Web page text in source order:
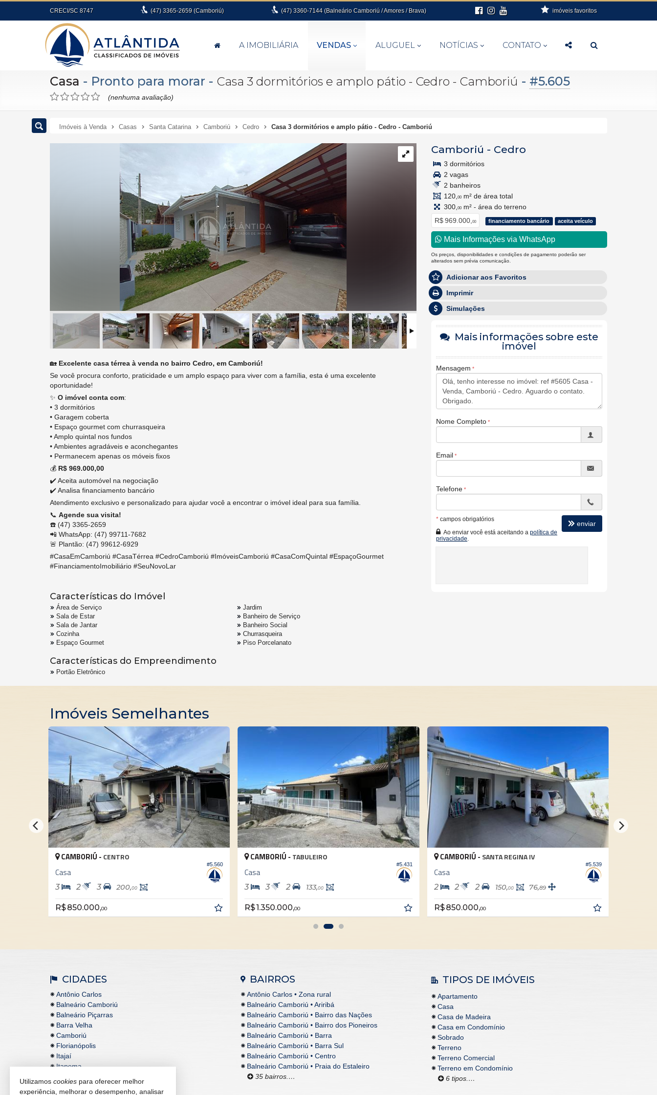
CRECI/SC 8747 (47) 3365-2659 (Camboriú) (47) 3360-7144 (Balneário Camboriú / Amores / Brava) imóveis favoritos
A IMOBILIÁRIA VENDAS ALUGUEL NOTÍCIAS CONTATO
Casa - Pronto para morar - Casa 3 dormitórios e amplo pátio - Cedro - Camboriú - #5.605
(nenhuma avaliação)
Imóveis à Venda Casas Santa Catarina Camboriú Cedro Casa 3 dormitórios e amplo pátio - Cedro - Camboriú
🏡 Excelente casa térrea à venda no bairro Cedro, em Camboriú!
Se você procura conforto, praticidade e um amplo espaço para viver com a família, esta é uma excelente
oportunidade!
✨ O imóvel conta com:
• 3 dormitórios
• Garagem coberta
• Espaço gourmet com churrasqueira
• Amplo quintal nos fundos
• Ambientes agradáveis e aconchegantes
• Permanecem apenas os móveis fixos
💰 R$ 969.000,00
✔️ Aceita automóvel na negociação
✔️ Analisa financiamento bancário
Atendimento exclusivo e personalizado para ajudar você a encontrar o imóvel ideal para sua família.
📞 Agende sua visita!
☎️ (47) 3365-2659
📲 WhatsApp: (47) 99711-7682
🚨 Plantão: (47) 99612-6929
#CasaEmCamboriú #CasaTérrea #CedroCamboriú #ImóveisCamboriú #CasaComQuintal #EspaçoGourmet
#FinanciamentoImobiliário #SeuNovoLar
Características do Imóvel
Área de Serviço
Sala de Estar
Sala de Jantar
Cozinha
Espaço Gourmet
Jardim
Banheiro de Serviço
Banheiro Social
Churrasqueira
Piso Porcelanato
Características do Empreendimento
Portão Eletrônico
Camboriú - Cedro
3 dormitórios
2 vagas
2 banheiros
120, 00 m² de área total
300, 00 m² - área do terreno
R$ 969.000, 00 financiamento bancário aceita veículo
Mais Informações via WhatsApp
Os preços, disponibilidades e condições de pagamento poderão ser
alterados sem prévia comunicação.
Adicionar aos Favoritos
Imprimir
Simulações
Mais informações sobre este
imóvel
Mensagem
Nome Completo
Email
Telefone
* campos obrigatórios
Ao enviar você está aceitando a política de
privacidade
enviar
Imóveis Semelhantes
CAMBORIÚ -CENTRO
3 200, 00
R$ 850.000,00
CAMBORIÚ -TABULEIRO
Casa
2 133,
R$ 1.350.000, 00
CAMBORIÚ -SANTA REGINA IV
Casa
2 150, 00 76,89
R$ 850.000,00
Casa
R$ 850.000,
CIDADES
Antônio Carlos
Balneário Camboriú
Balneário Piçarras
Barra Velha
Camboriú
Florianópolis
Itajaí
Itapema
BAIRROS
Antônio Carlos • Zona rural
Balneário Camboriú • Ariribá
Balneário Camboriú • Bairro das Nações
Balneário Camboriú • Bairro dos Pioneiros
Balneário Camboriú • Barra
Balneário Camboriú • Barra Sul
Balneário Camboriú • Centro
Balneário Camboriú • Praia do Estaleiro
35 bairros.…
TIPOS DE IMÓVEIS
Apartamento
Casa
Casa de Madeira
Casa em Condomínio
Sobrado
Terreno
Terreno Comercial
Terreno em Condomínio
6 tipos.…
Utilizamos cookies para oferecer melhor
experiência, melhorar o desempenho, analisar